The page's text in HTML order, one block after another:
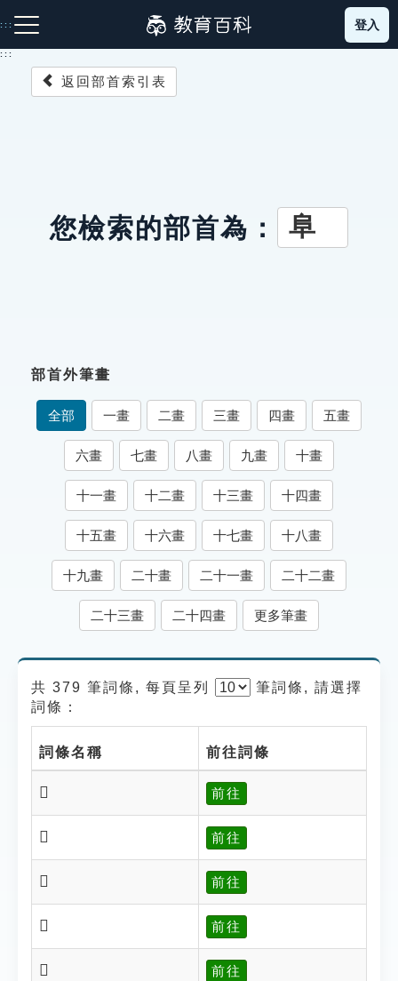
到
主
:::
成語故事
索引選單
知識索引
單字索引
生命大百科索引
遊戲專區
貓頭鷹博士
登入
:::
返回部首索引表
您檢索的部首為： 阜
部首外筆畫
全部 一畫 二畫 三畫 四畫 五畫
六畫 七畫 八畫 九畫 十畫
十一畫 十二畫 十三畫 十四畫
十五畫 十六畫 十七畫 十八畫
十九畫 二十畫 二十一畫 二十二畫
二十三畫 二十四畫 更多筆畫
共 379 筆詞條, 每頁呈列 筆詞條, 請選擇
詞條：
詞條名稱 前往詞條
𨼫 前往
𨼬 前往
𨼭 前往
𨼮 前往
𨼯 前往